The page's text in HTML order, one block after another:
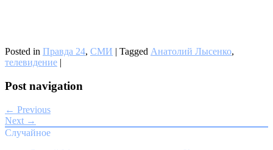
Posted in Правда 24, СМИ | Tagged Анатолий Лысенко,
телевидение |
Post navigation
← Previous
Next →
Случайное